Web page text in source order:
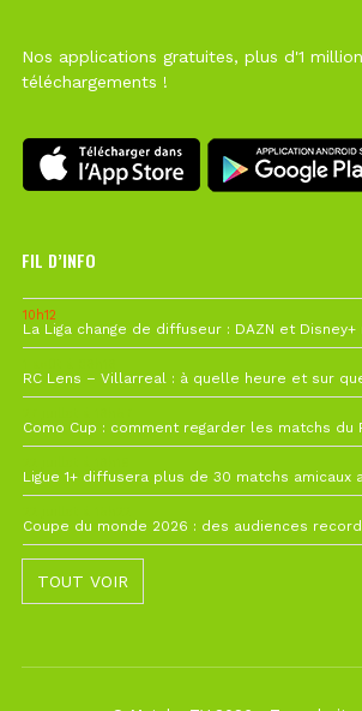
Nos applications gratuites, plus d'1
téléchargements !
FIL D’INFO
10h12
TOUT VOIR